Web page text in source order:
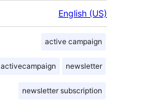
English (US)
active campaign
activecampaign newsletter
newsletter subscription